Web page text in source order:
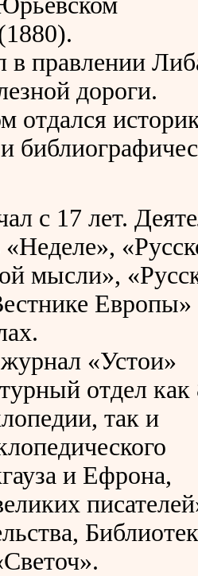
в правлении
дороги.
отдался
с 17 лет.
«Неделе»,
мысли»,
Европы»
«Устои»
отдел как
так и
и Ефрона,